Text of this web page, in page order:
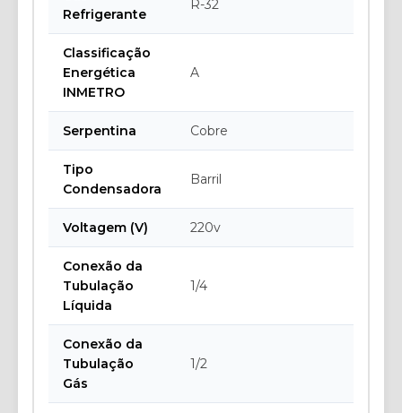
Refrigerante
R-32
Classificação
Energética
INMETRO
A
Serpentina Cobre
Tipo
Condensadora
Barril
Voltagem (V) 220v
Conexão da
Tubulação
Líquida
1/4
Conexão da
Tubulação
Gás
1/2